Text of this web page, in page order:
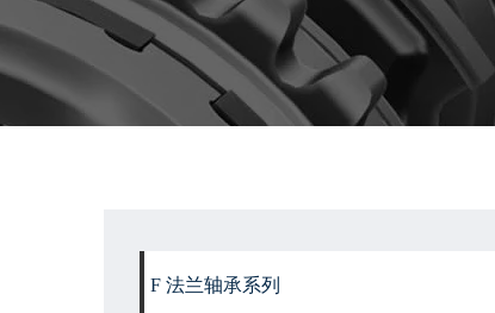
F 法兰轴承系列